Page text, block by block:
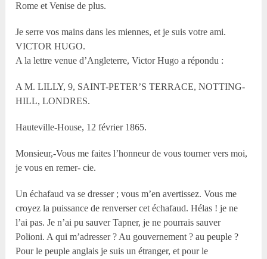
Rome et Venise de plus.
Je serre vos mains dans les miennes, et je suis votre ami.
VICTOR HUGO.
A la lettre venue d’Angleterre, Victor Hugo a répondu :
A M. LILLY, 9, SAINT-PETER’S TERRACE, NOTTING-
HILL, LONDRES.
Hauteville-House, 12 février 1865.
Monsieur,-Vous me faites l’honneur de vous tourner vers moi,
je vous en remer- cie.
Un échafaud va se dresser ; vous m’en avertissez. Vous me
croyez la puissance de renverser cet échafaud. Hélas ! je ne
l’ai pas. Je n’ai pu sauver Tapner, je ne pourrais sauver
Polioni. A qui m’adresser ? Au gouvernement ? au peuple ?
Pour le peuple anglais je suis un étranger, et pour le